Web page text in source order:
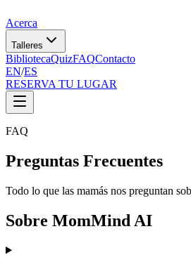
Acerca
Talleres
BibliotecaQuizFAQContacto
EN/ES
RESERVA TU LUGAR
FAQ
Preguntas Frecuentes
Todo lo que las mamás nos preguntan
Sobre MomMind AI